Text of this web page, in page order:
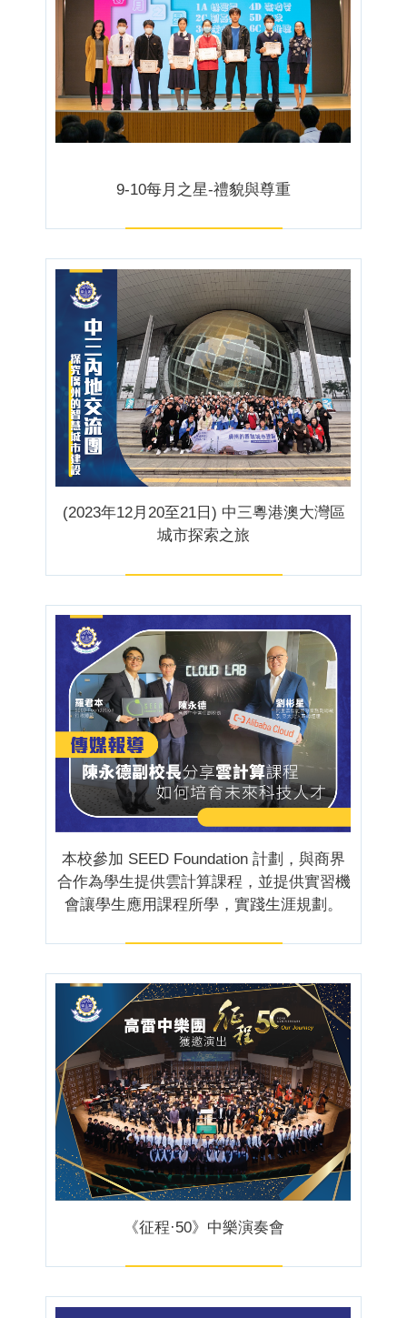
9-10每月之星-禮貌與尊重
(2023年12月20至21日) 中三粵港澳大灣區
城市探索之旅
本校參加 SEED Foundation 計劃，與商界
合作為學生提供雲計算課程，並提供實習機
會讓學生應用課程所學，實踐生涯規劃。
《征程·50》中樂演奏會